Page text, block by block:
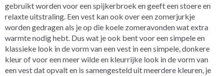
gebruikt worden voor een spijkerbroek en geeft een stoere en
relaxte uitstraling. Een vest kan ook over een zomerjurkje
worden gedragen als je op die koele zomeravonden wat extra
warmte nodig hebt. Dus wat je ook bent voor een simpele en
klassieke look in de vorm van een vest in een simpele, donkere
kleur of voor een meer wilde en kleurrijke look in de vorm van
een vest dat opvalt en is samengesteld uit meerdere kleuren, je